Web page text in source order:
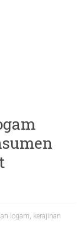
logam, kerajinan